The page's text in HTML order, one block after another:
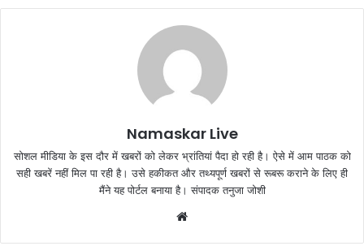
Namaskar Live
सोशल मीडिया के इस दौर में खबरों को लेकर भ्रांतियां पैदा हो रही है। ऐसे में आम पाठक को
सही खबरें नहीं मिल पा रही है। उसे हकीकत और तथ्यपूर्ण खबरों से रूबरू कराने के लिए ही
मैंने यह पोर्टल बनाया है। संपादक तनुजा जोशी